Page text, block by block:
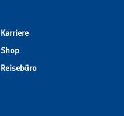
Karriere
Shop
Reisebüro